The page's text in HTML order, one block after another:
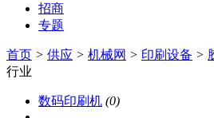
招商
专题
首页 > 供应 > 机械网 > 印刷设备 >
行业
数码印刷机 (0)